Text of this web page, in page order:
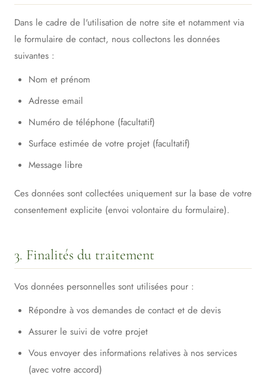
Dans le cadre de l'utilisation de notre site et notamment via
le formulaire de contact, nous collectons les données
suivantes :
Nom et prénom
Adresse email
Numéro de téléphone (facultatif)
Surface estimée de votre projet (facultatif)
Message libre
Ces données sont collectées uniquement sur la base de votre
consentement explicite (envoi volontaire du formulaire).
3. Finalités du traitement
Vos données personnelles sont utilisées pour :
Répondre à vos demandes de contact et de devis
Assurer le suivi de votre projet
Vous envoyer des informations relatives à nos services
(avec votre accord)